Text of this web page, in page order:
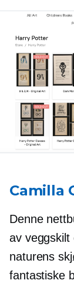
Camilla
Denne
av veggskilt
naturens
fantastiske